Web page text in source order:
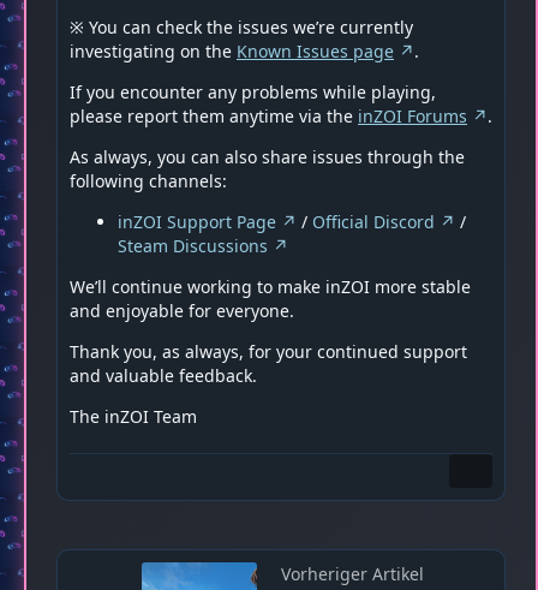
※ You can check the issues we’re currently
investigating on the Known Issues page
.
If you encounter any problems while playing,
please report them anytime via the inZOI Forums
.
As always, you can also share issues through the
following channels:
inZOI Support Page
/ Official Discord
/
Steam Discussions
We’ll continue working to make inZOI more stable
and enjoyable for everyone.
Thank you, as always, for your continued support
and valuable feedback.
The inZOI Team
Vorheriger Artikel